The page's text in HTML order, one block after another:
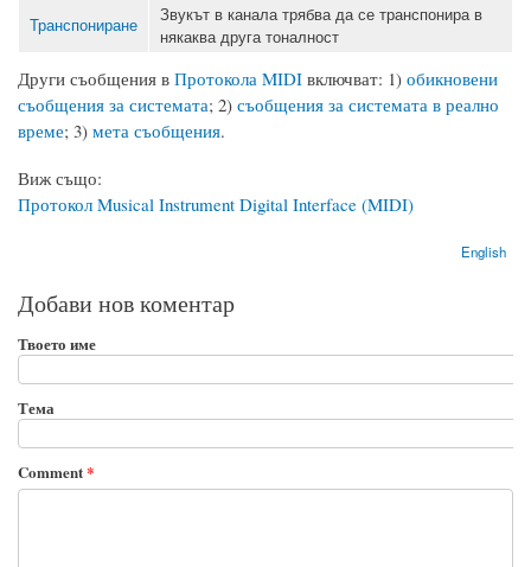
Транспониране
Звукът в канала трябва да се транспонира в
някаква друга тоналност
Други съобщения в Протокола MIDI включват: 1) обикновени
съобщения за системата; 2) съобщения за системата в реално
време; 3) мета съобщения.
Виж също:
Протокол Musical Instrument Digital Interface (MIDI)
English
Добави нов коментар
Твоето име
Тема
Comment*